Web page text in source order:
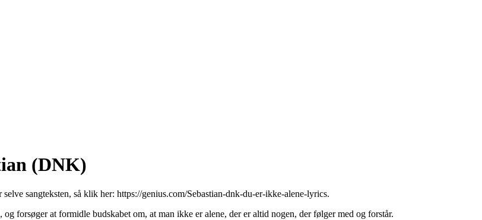
(DNK)
sangteksten, så klik her: https://genius.com/Sebastian-dnk-du-er-ikke-alene-lyrics.
forsøger at formidle budskabet om, at man ikke er alene, der er altid nogen, der følger med og forstår.